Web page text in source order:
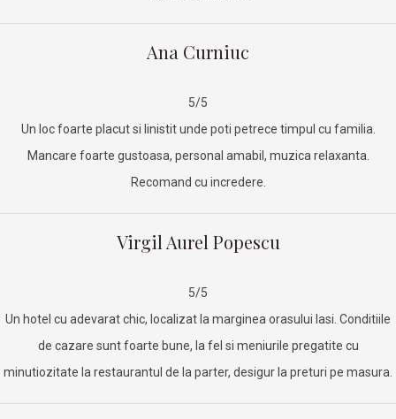
Ana Curniuc
5/5
Un loc foarte placut si linistit unde poti petrece timpul cu familia.
Mancare foarte gustoasa, personal amabil, muzica relaxanta.
Recomand cu incredere.
Virgil Aurel Popescu
5/5
Un hotel cu adevarat chic, localizat la marginea orasului Iasi. Conditiile
de cazare sunt foarte bune, la fel si meniurile pregatite cu
minutiozitate la restaurantul de la parter, desigur la preturi pe masura.